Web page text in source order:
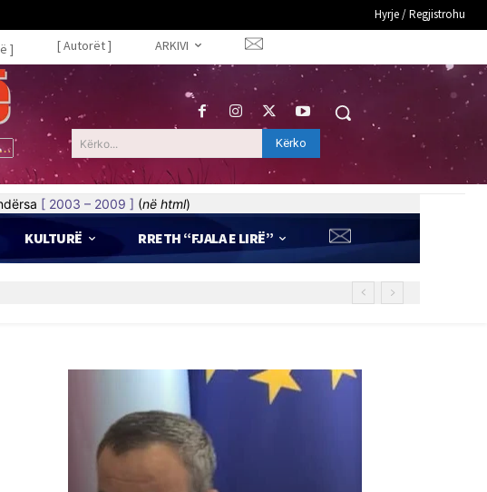
Hyrje / Regjistrohu
] [ Autorët ] ARKIVI
Kërko... Kërko
[ 2003 – 2009 ] (në html)
KULTURË RRETH “FJALA E LIRË”